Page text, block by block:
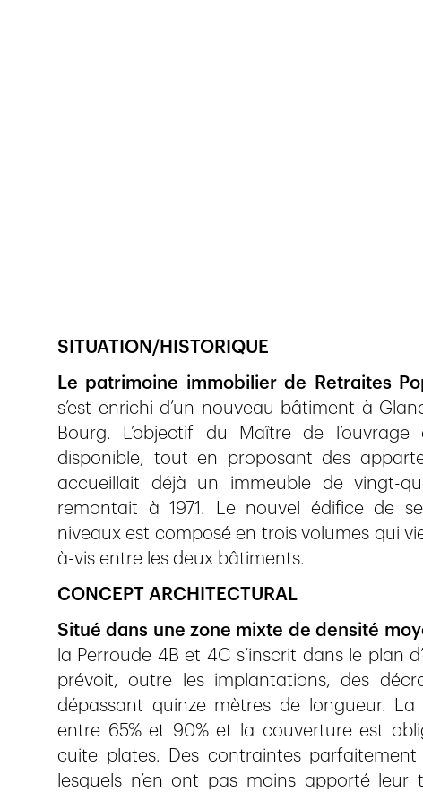
SITUATION/HISTORIQUE
Le patrimoine immobilier de Retraites
s’est enrichi d’un nouveau bâtiment à
Bourg. L’objectif du Maître de
disponible, tout en proposant des
accueillait déjà un immeuble de vingt-
remontait à 1971. Le nouvel édifice de
niveaux est composé en trois volumes qui
à-vis entre les deux bâtiments.
CONCEPT ARCHITECTURAL
Situé dans une zone mixte de densité
la Perroude 4B et 4C s’inscrit dans le plan
prévoit, outre les implantations, des
dépassant quinze mètres de longueur.
entre 65% et 90% et la couverture est
cuite plates. Des contraintes
lesquels n’en ont pas moins apporté